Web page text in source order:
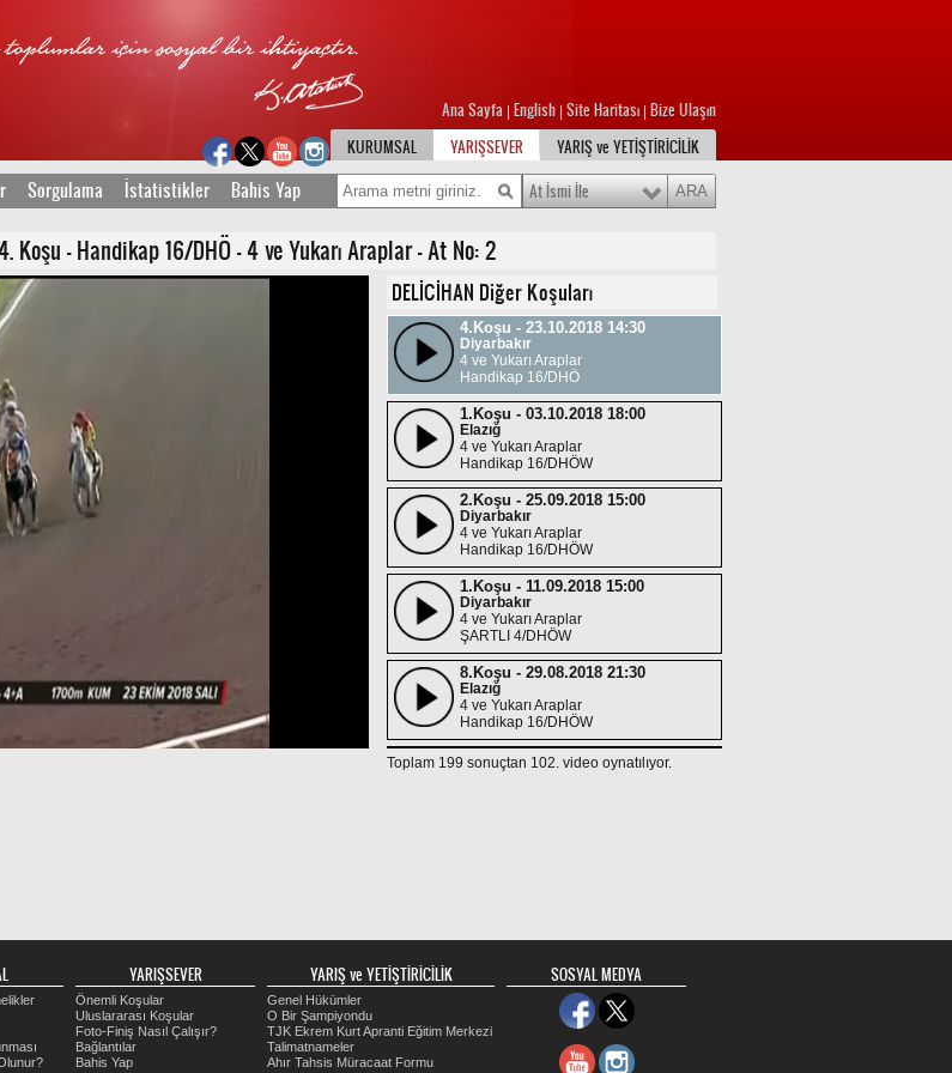
Ana Sayfa English Site Haritası Bize Ulaşın
KURUMSAL
YARIŞSEVER YARIŞ ve YETİŞTİRİCİLİK
Sorgulama İstatistikler Bahis Yap At İsmi İle
Koşu - Handikap 16/DHÖ - 4 ve Yukarı Araplar - At No: 2
DELİCİHAN Diğer Koşuları
4 ve Yukarı Araplar
Handikap 16/DHÖW
8.Koşu - 19.11.2018 20:30
Şanlıurfa
4 ve Yukarı Araplar
Handikap 17/DHT
7.Koşu - 30.10.2018 16:00
Diyarbakır
TAHİR POLAT KOŞUSU
4.Koşu - 23.10.2018 14:30
Diyarbakır
4 ve Yukarı Araplar
Handikap 16/DHÖ
1.Koşu - 03.10.2018 18:00
Elazığ
4 ve Yukarı Araplar
Handikap 16/DHÖW
2.Koşu - 25.09.2018 15:00
Diyarbakır
4 ve Yukarı Araplar
Handikap 16/DHÖW
1.Koşu - 11.09.2018 15:00
Diyarbakır
4 ve Yukarı Araplar
ŞARTLI 4/DHÖW
8.Koşu - 29.08.2018 21:30
Elazığ
4 ve Yukarı Araplar
Handikap 16/DHÖW
2.Koşu - 22.08.2018 18:30
4 ve Yukarı Araplar
Handikap 17/DHÖW
4.Koşu - 25.07.2018 20:00
Elazığ
4 ve Yukarı Araplar
MUSTAFA ERGİN KOŞUSU
Toplam 199 sonuçtan 102. video oynatılıyor.
YARIŞSEVER
Önemli Koşular
Uluslararası Koşular
Foto-Finiş Nasıl Çalışır?
Bağlantılar
Bahis Yap
YARIŞ ve YETİŞTİRİCİLİK
Genel Hükümler
O Bir Şampiyondu
TJK Ekrem Kurt Apranti Eğitim Merkezi
Talimatnameler
Ahır Tahsis Müracaat Formu
SOSYAL MEDYA